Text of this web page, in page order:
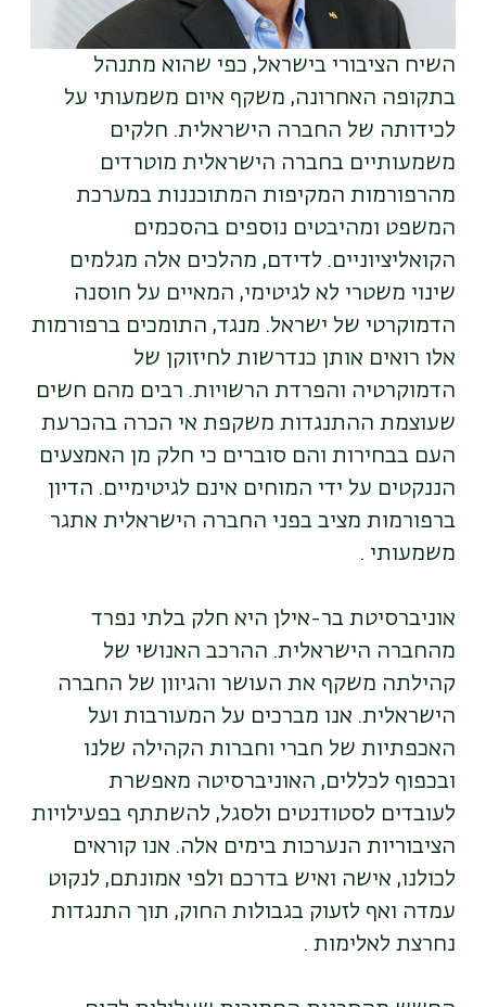
השיח הציבורי בישראל, כפי שהוא מתנהל
בתקופה האחרונה, משקף איום משמעותי על
לכידותה של החברה הישראלית. חלקים
משמעותיים בחברה הישראלית מוטרדים
מהרפורמות המקיפות המתוכננות במערכת
המשפט ומהיבטים נוספים בהסכמים
הקואליציוניים. לדידם, מהלכים אלה מגלמים
שינוי משטרי לא לגיטימי, המאיים על חוסנה
הדמוקרטי של ישראל. מנגד, התומכים ברפורמות
אלו רואים אותן כנדרשות לחיזוקן של
הדמוקרטיה והפרדת הרשויות. רבים מהם חשים
שעוצמת ההתנגדות משקפת אי הכרה בהכרעת
העם בבחירות והם סוברים כי חלק מן האמצעים
הננקטים על ידי המוחים אינם לגיטימיים. הדיון
ברפורמות מציב בפני החברה הישראלית אתגר
משמעותי .
אוניברסיטת בר-אילן היא חלק בלתי נפרד
מהחברה הישראלית. ההרכב האנושי של
קהילתה משקף את העושר והגיוון של החברה
הישראלית. אנו מברכים על המעורבות ועל
האכפתיות של חברי וחברות הקהילה שלנו
ובכפוף לכללים, האוניברסיטה מאפשרת
לעובדים לסטודנטים ולסגל, להשתתף בפעילויות
הציבוריות הנערכות בימים אלה. אנו קוראים
לכולנו, אישה ואיש בדרכם ולפי אמונתם, לנקוט
עמדה ואף לזעוק בגבולות החוק, תוך התנגדות
נחרצת לאלימות .